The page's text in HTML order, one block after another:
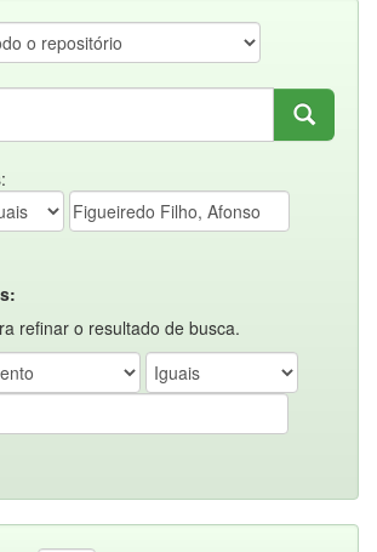
refinar o resultado de busca.